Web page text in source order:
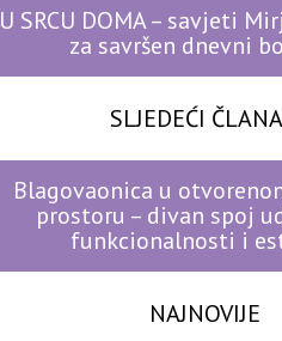
U SRCU DOMA – savjeti
za savršen dnevni
SLJEDEĆI
Blagovaonica u
prostoru – divan spoj
funkcionalnosti i
NAJNOVIJE